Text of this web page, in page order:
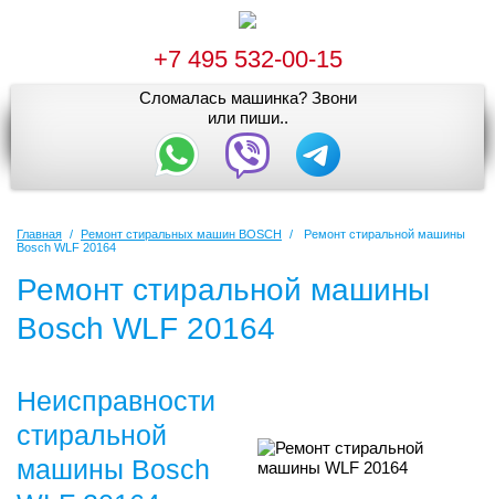
+7 495 532-00-15
Сломалась машинка? Звони
или пиши..
Главная / Ремонт стиральных машин BOSCH /
Ремонт стиральной машины
Bosch WLF 20164
Ремонт стиральной машины
Bosch WLF 20164
Неисправности
стиральной
машины Bosch